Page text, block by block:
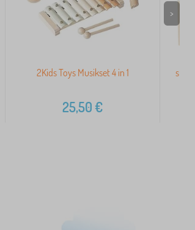
2Kids Toys Musikset 4 in 1
25,50€
>